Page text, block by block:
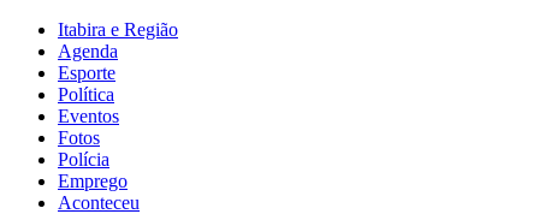
Itabira e Região
Agenda
Esporte
Política
Eventos
Fotos
Polícia
Emprego
Aconteceu